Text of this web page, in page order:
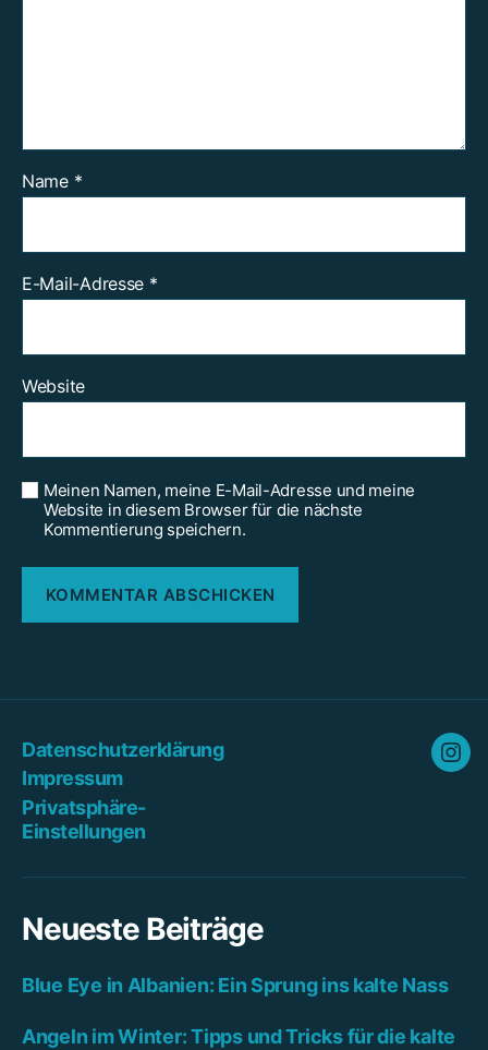
Name *
E-Mail-Adresse *
Website
Meinen Namen, meine E-Mail-Adresse und meine
Website in diesem Browser für die nächste
Kommentierung speichern.
Datenschutzerklärung
Impressum
Privatsphäre-
Einstellungen
Neueste Beiträge
Blue Eye in Albanien: Ein Sprung ins kalte Nass
Angeln im Winter: Tipps und Tricks für die kalte